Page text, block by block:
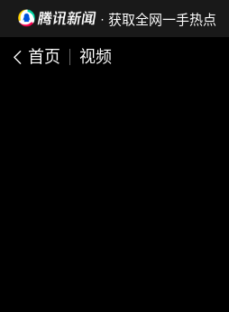
· 获取全网一手热点
首页 视频